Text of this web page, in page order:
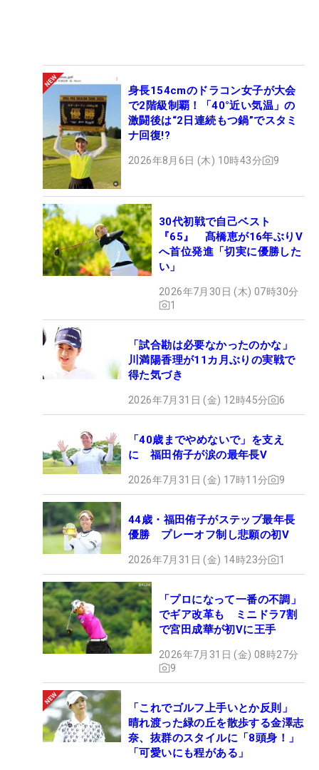
身長154cmのドラコン女子が大会
で2階級制覇！「40°近い気温」の
激闘後は“2日連続もつ鍋”でスタミ
ナ回復!?
2026年8月6日 (木) 10時43分 9
30代初戦で自己ベスト
『65』 髙橋恵が16年ぶりV
へ首位発進「切実に優勝した
い」
2026年7月30日 (木) 07時30分
1
「試合勘は必要なかったのかな」
川満陽香理が11カ月ぶりの実戦で
得た気づき
2026年7月31日 (金) 12時45分 6
「40歳までやめないで」を支え
に 福田侑子が涙の最年長V
2026年7月31日 (金) 17時11分 9
44歳・福田侑子がステップ最年長
優勝 プレーオフ制し悲願の初V
2026年7月31日 (金) 14時23分 1
「プロになって一番の不調」
でギア改革も ミニドラ7割
で宮田成華が初Vに王手
2026年7月31日 (金) 08時27分
9
「これでゴルフ上手いとか反則」
晴れ渡った緑の丘を散歩する金澤志
奈、抜群のスタイルに「8頭身！」
「可愛いにも程がある」